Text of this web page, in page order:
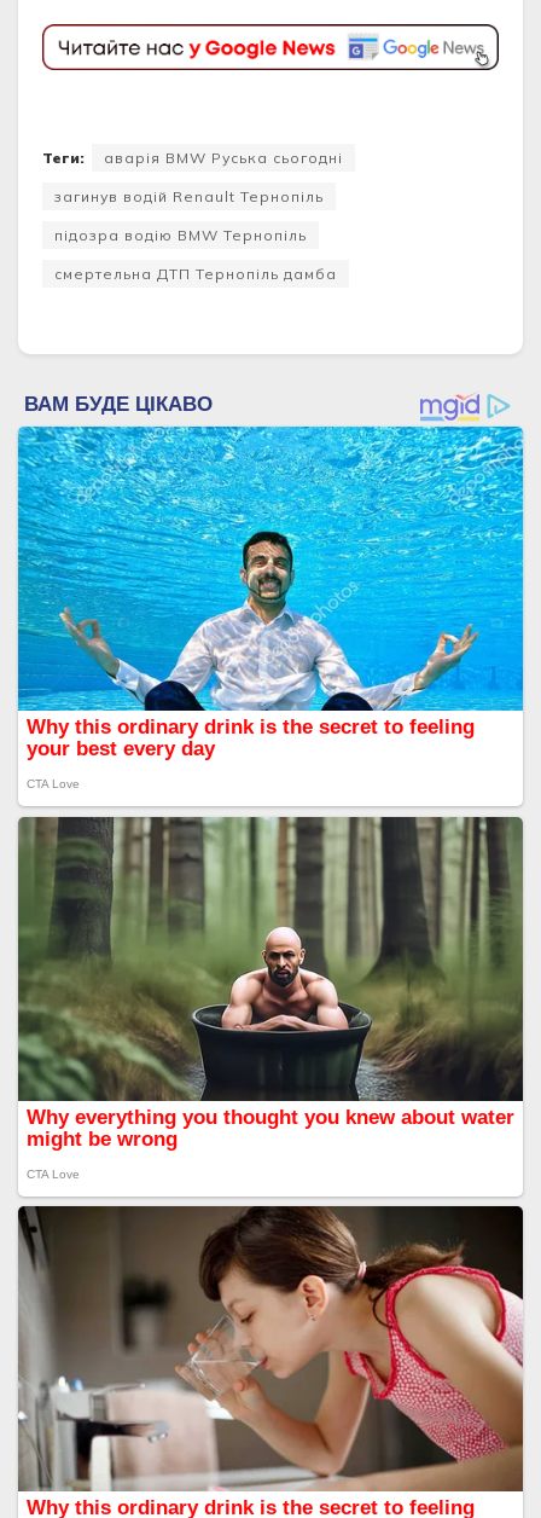
Теги: аварія BMW Руська сьогодні
загинув водій Renault Тернопіль
підозра водію BMW Тернопіль
смертельна ДТП Тернопіль дамба